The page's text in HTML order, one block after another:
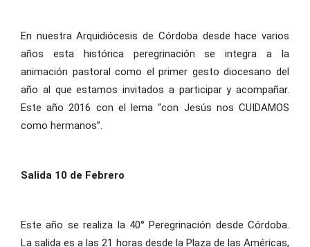
En nuestra Arquidiócesis de Córdoba desde hace varios
años esta histórica peregrinación se integra a la
animación pastoral como el primer gesto diocesano del
año al que estamos invitados a participar y acompañar.
Este año 2016 con el lema “con Jesús nos CUIDAMOS
como hermanos”.
Salida 10 de Febrero
Este año se realiza la 40° Peregrinación desde Córdoba.
La salida es a las 21 horas desde la Plaza de las Américas,